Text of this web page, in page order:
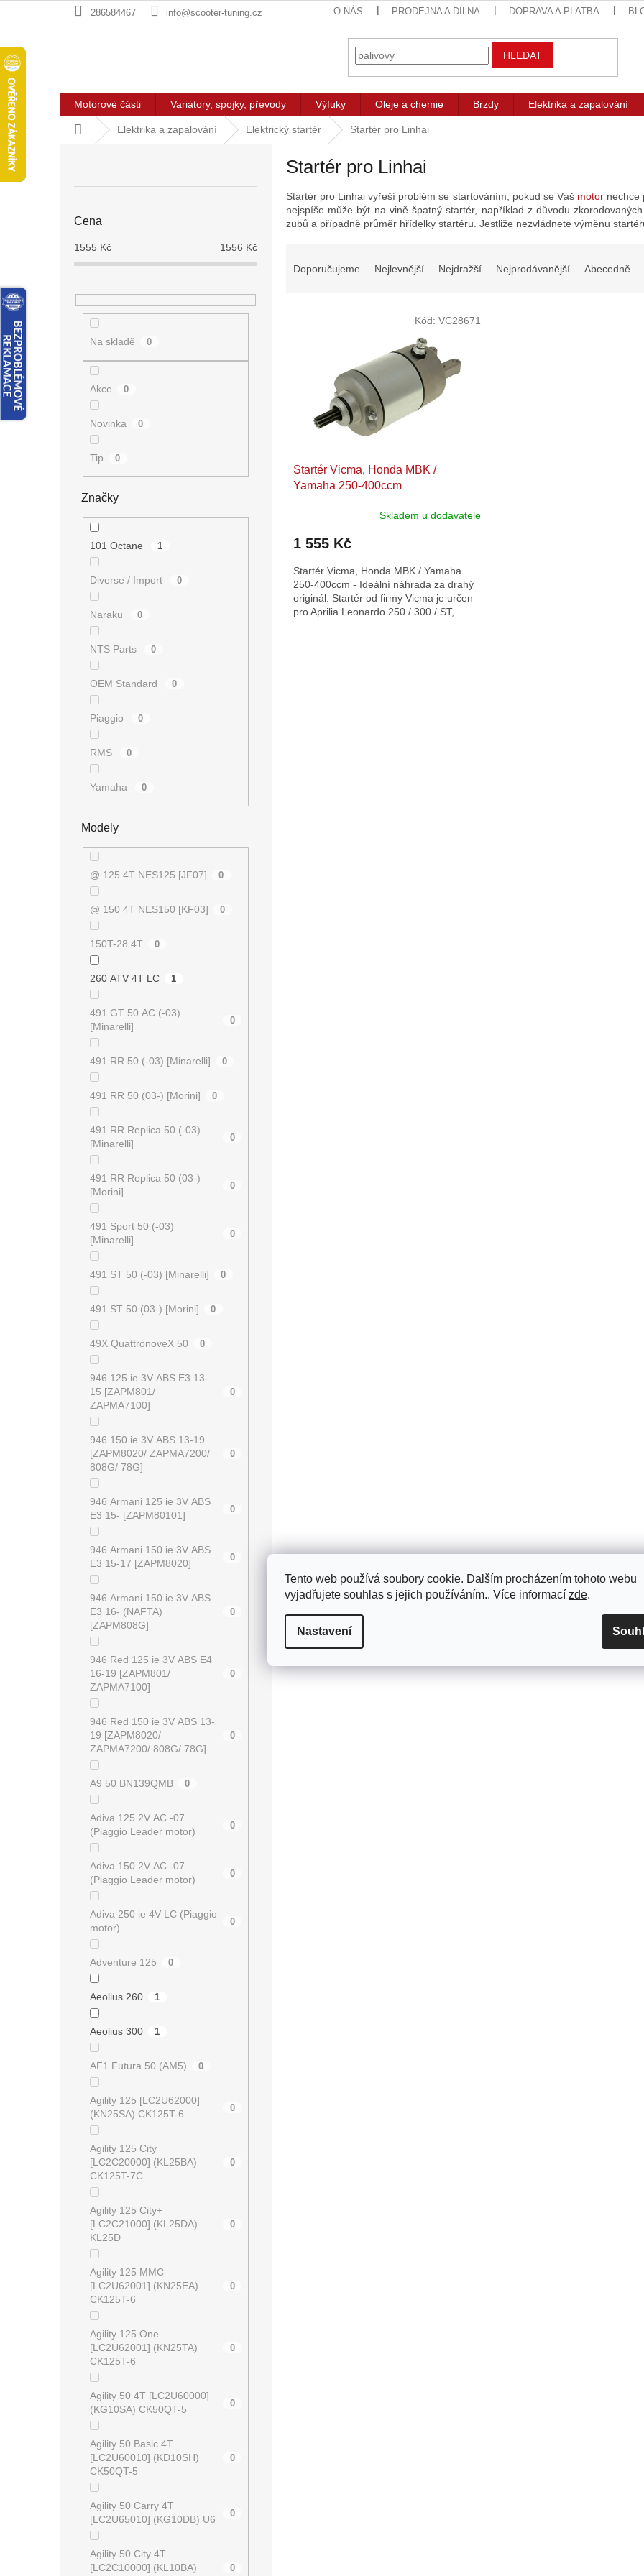
Tento web používá soubory cookie. Dalším procházením tohoto webu
vyjadřujete souhlas s jejich používáním.. Více informací zde.
Nastavení
na
286584467 info@scooter-tuning.cz O NÁS PRODEJNA A DÍLNA DOPRAVA A PLATBA
HLEDAT
Motorové části Variátory, spojky, převody Výfuky Oleje a chemie Brzdy Elektrika a zapalování
Domů Elektrika a zapalování Elektrický startér Startér pro Linhai
Cena
1555 Kč 1556 Kč
Na skladě 0
Akce 0
Novinka 0
Tip 0
Značky
101 Octane 1
Diverse / Import 0
Naraku 0
NTS Parts 0
OEM Standard 0
Piaggio 0
RMS 0
Yamaha 0
Modely
@ 125 4T NES125 [JF07] 0
@ 150 4T NES150 [KF03] 0
150T-28 4T 0
260 ATV 4T LC 1
491 GT 50 AC (-03)
[Minarelli]
0
491 RR 50 (-03) [Minarelli] 0
491 RR 50 (03-) [Morini] 0
491 RR Replica 50 (-03)
[Minarelli]
0
491 RR Replica 50 (03-)
[Morini]
0
491 Sport 50 (-03)
[Minarelli]
0
491 ST 50 (-03) [Minarelli] 0
491 ST 50 (03-) [Morini] 0
49X QuattronoveX 50 0
946 125 ie 3V ABS E3 13-
15 [ZAPM801/
ZAPMA7100]
0
946 150 ie 3V ABS 13-19
[ZAPM8020/ ZAPMA7200/
808G/ 78G]
0
946 Armani 125 ie 3V ABS
E3 15- [ZAPM80101]
0
946 Armani 150 ie 3V ABS
E3 15-17 [ZAPM8020]
0
946 Armani 150 ie 3V ABS
E3 16- (NAFTA)
[ZAPM808G]
0
946 Red 125 ie 3V ABS E4
16-19 [ZAPM801/
ZAPMA7100]
0
946 Red 150 ie 3V ABS 13-
19 [ZAPM8020/
ZAPMA7200/ 808G/ 78G]
0
A9 50 BN139QMB 0
Adiva 125 2V AC -07
(Piaggio Leader motor)
0
Adiva 150 2V AC -07
(Piaggio Leader motor)
0
Adiva 250 ie 4V LC (Piaggio
motor)
0
Adventure 125 0
Aeolius 260 1
Aeolius 300 1
AF1 Futura 50 (AM5) 0
Agility 125 [LC2U62000]
(KN25SA) CK125T-6
0
Agility 125 City
[LC2C20000] (KL25BA)
CK125T-7C
0
Agility 125 City+
[LC2C21000] (KL25DA)
KL25D
0
Agility 125 MMC
[LC2U62001] (KN25EA)
CK125T-6
0
Agility 125 One
[LC2U62001] (KN25TA)
CK125T-6
0
Agility 50 4T [LC2U60000]
(KG10SA) CK50QT-5
0
Agility 50 Basic 4T
[LC2U60010] (KD10SH)
CK50QT-5
0
Agility 50 Carry 4T
[LC2U65010] (KG10DB) U6
0
Agility 50 City 4T
[LC2C10000] (KL10BA)
0
Startér pro Linhai
Startér pro Linhai vyřeší problém se startováním, pokud se Váš motor nechce
nejspíše může být na vině špatný startér, například z důvodu
zubů a případně průměr hřídelky startéru. Jestliže nezvládnete výměnu
Doporučujeme Nejlevnější Nejdražší Nejprodávanější Abecedně
Startér Vicma, Honda MBK /
Yamaha 250-400ccm
Skladem u dodavatele
1 555 Kč
Startér Vicma, Honda MBK / Yamaha
250-400ccm - Ideální náhrada za drahý
originál. Startér od firmy Vicma je určen
pro Aprilia Leonardo 250 / 300 / ST,
Kód: VC28671